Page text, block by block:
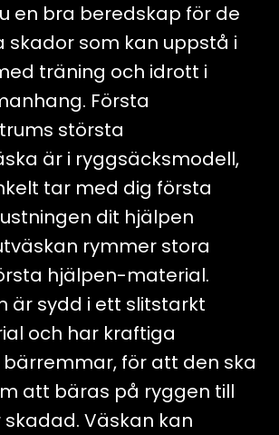
en bra beredskap för de
skador som kan uppstå i
träning och idrott i
Första
största
är i ryggsäcksmodell,
tar med dig första
dit hjälpen
rymmer stora
hjälpen-material.
är sydd i ett slitstarkt
och har kraftiga
för att den ska
att bäras på ryggen till
Väskan kan